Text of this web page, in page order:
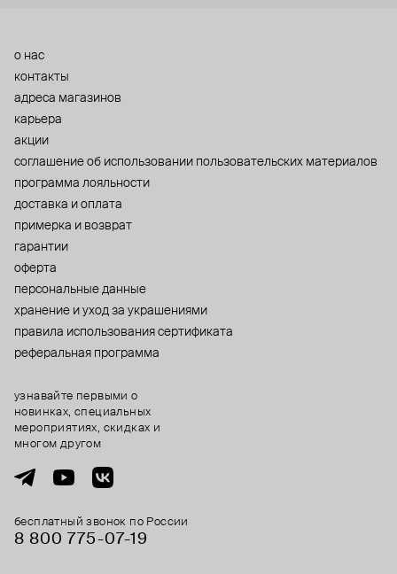
о нас
контакты
адреса магазинов
карьера
акции
cоглашение об использовании пользовательских материалов
программа лояльности
доставка и оплата
примерка и возврат
гарантии
оферта
персональные данные
хранение и уход за украшениями
правила использования сертификата
реферальная программа
бесплатный звонок по России
8 800 775⁠-07⁠-19
узнавайте первыми о
новинках, специальных
мероприятиях, скидках и
многом другом